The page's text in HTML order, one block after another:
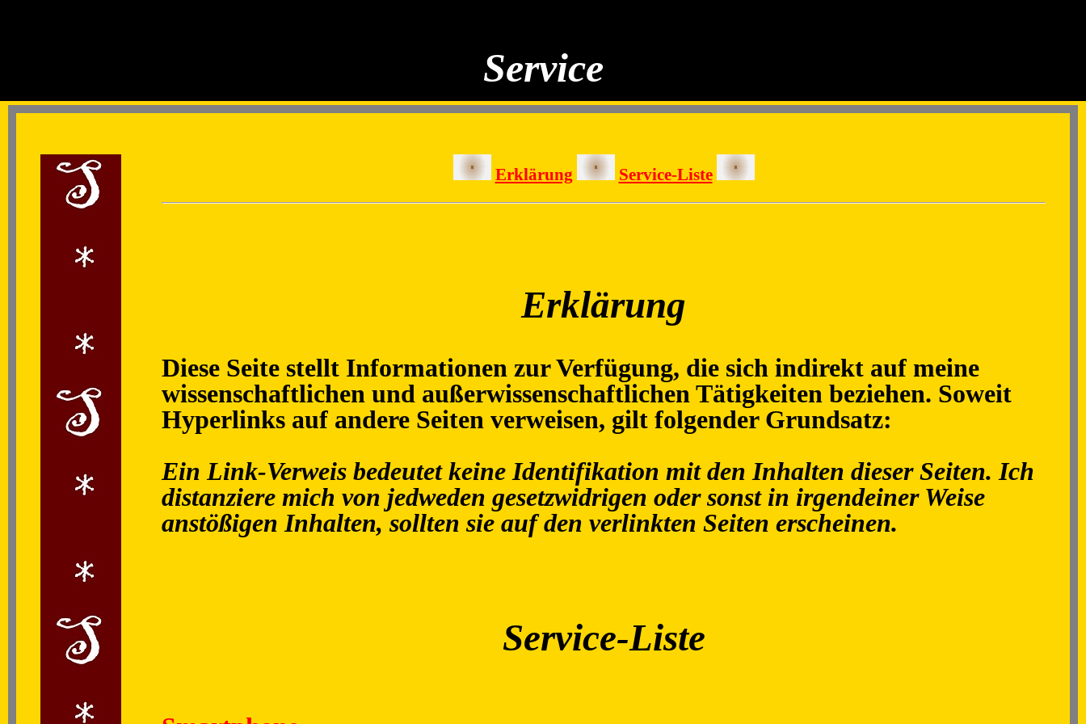
Service
Erklärung Service-Liste
Erklärung
Diese Seite stellt Informationen zur Verfügung, die sich indirekt auf meine
wissenschaftlichen und außerwissenschaftlichen Tätigkeiten beziehen. Soweit
Hyperlinks auf andere Seiten verweisen, gilt folgender Grundsatz:
Ein Link-Verweis bedeutet keine Identifikation mit den Inhalten dieser Seiten. Ich
distanziere mich von jedweden gesetzwidrigen oder sonst in irgendeiner Weise
anstößigen Inhalten, sollten sie auf den verlinkten Seiten erscheinen.
Service-Liste